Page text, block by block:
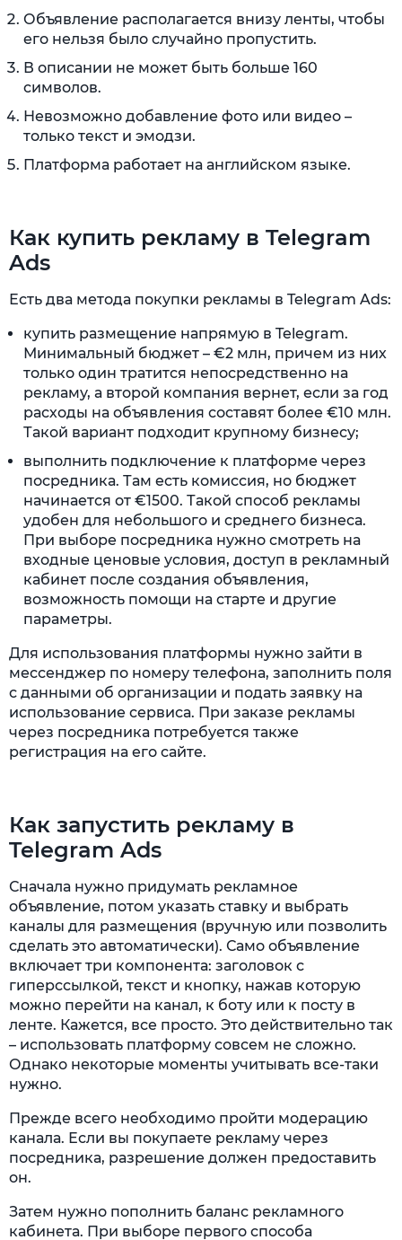
Объявление располагается внизу ленты, чтобы
его нельзя было случайно пропустить.
В описании не может быть больше 160
символов.
Невозможно добавление фото или видео –
только текст и эмодзи.
Платформа работает на английском языке.
Как купить рекламу в Telegram
Ads
Есть два метода покупки рекламы в Telegram Ads:
купить размещение напрямую в Telegram.
Минимальный бюджет – €2 млн, причем из них
только один тратится непосредственно на
рекламу, а второй компания вернет, если за год
расходы на объявления составят более €10 млн.
Такой вариант подходит крупному бизнесу;
выполнить подключение к платформе через
посредника. Там есть комиссия, но бюджет
начинается от €1500. Такой способ рекламы
удобен для небольшого и среднего бизнеса.
При выборе посредника нужно смотреть на
входные ценовые условия, доступ в рекламный
кабинет после создания объявления,
возможность помощи на старте и другие
параметры.
Для использования платформы нужно зайти в
мессенджер по номеру телефона, заполнить поля
с данными об организации и подать заявку на
использование сервиса. При заказе рекламы
через посредника потребуется также
регистрация на его сайте.
Как запустить рекламу в
Telegram Ads
Сначала нужно придумать рекламное
объявление, потом указать ставку и выбрать
каналы для размещения (вручную или позволить
сделать это автоматически). Само объявление
включает три компонента: заголовок с
гиперссылкой, текст и кнопку, нажав которую
можно перейти на канал, к боту или к посту в
ленте. Кажется, все просто. Это действительно так
– использовать платформу совсем не сложно.
Однако некоторые моменты учитывать все-таки
нужно.
Прежде всего необходимо пройти модерацию
канала. Если вы покупаете рекламу через
посредника, разрешение должен предоставить
он.
Затем нужно пополнить баланс рекламного
кабинета. При выборе первого способа